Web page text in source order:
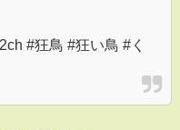
#狂鳥 #狂い鳥 #く